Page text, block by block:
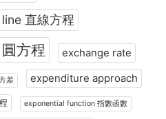
直線方程
方程 exchange rate
差 expenditure approach
exponential function 指數函數